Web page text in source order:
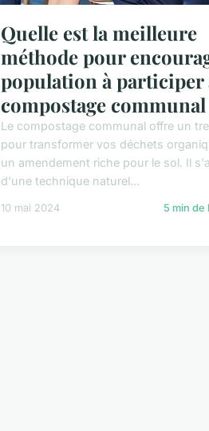
Quelle est la meilleure
méthode pour
population à participer
compostage communal
Le compostage communal offre un
pour transformer vos déchets
un amendement riche pour le sol. Il
d'une technique naturel...
10 mai 2024 5 min